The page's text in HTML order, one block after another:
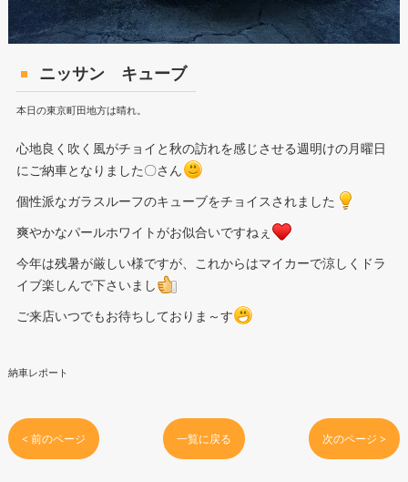
ニッサン キューブ
本日の東京町田地方は晴れ。
心地良く吹く風がチョイと秋の訪れを感じさせる週明けの月曜日
にご納車となりました〇さん
個性派なガラスルーフのキューブをチョイスされました
爽やかなパールホワイトがお似合いですねぇ
今年は残暑が厳しい様ですが、これからはマイカーで涼しくドラ
イブ楽しんで下さいまし
ご来店いつでもお待ちしておりま～す
納車レポート
< 前のページ 一覧に戻る 次のページ >